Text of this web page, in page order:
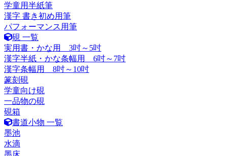
学童用半紙筆
漢字 書き初め用筆
パフォーマンス用筆
硯 一覧
実用書・かな用 3吋～5吋
漢字半紙・かな条幅用 6吋～7吋
漢字条幅用 8吋～10吋
篆刻硯
学童向け硯
一品物の硯
硯箱
書道小物 一覧
墨池
水滴
墨床